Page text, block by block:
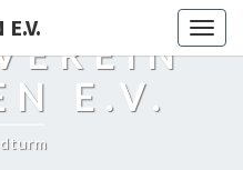
E.V.